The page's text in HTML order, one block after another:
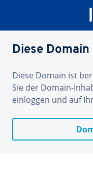
Diese
Diese Domain ist
Sie der Domain-
einloggen und auf